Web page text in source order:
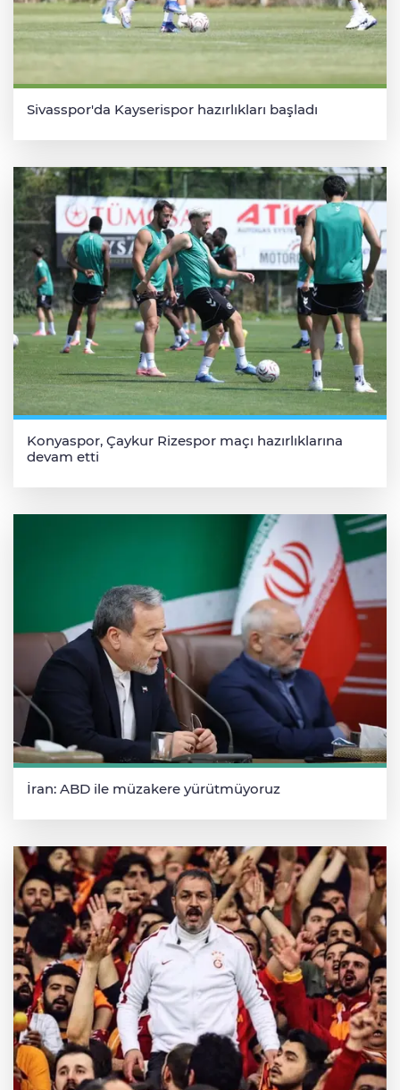
Sivasspor'da Kayserispor hazırlıkları başladı
Konyaspor, Çaykur Rizespor maçı hazırlıklarına
devam etti
İran: ABD ile müzakere yürütmüyoruz